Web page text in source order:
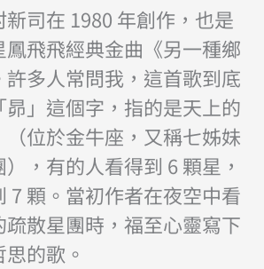
司在 1980 年創作，也是
飛飛經典金曲《另一種鄉
多人常問我，這首歌到底
」這個字，指的是天上的
（位於金牛座，又稱七姊妹
，有的人看得到 6 顆星，
7 顆。當初作者在夜空中看
散星團時，福至心靈寫下
的歌。